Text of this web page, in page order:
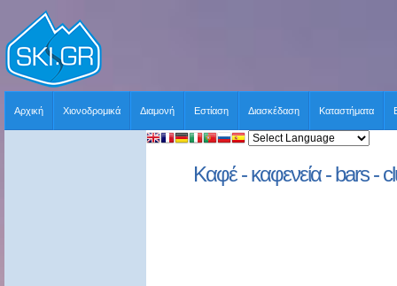
Αρχική Χιονοδρομικά Διαμονή Εστίαση Διασκέδαση Καταστήματα
Καφέ - καφενεία - bars -